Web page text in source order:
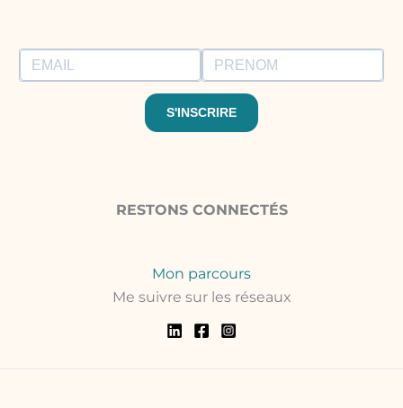
S'INSCRIRE
RESTONS CONNECTÉS
Mon parcours
Me suivre sur les réseaux